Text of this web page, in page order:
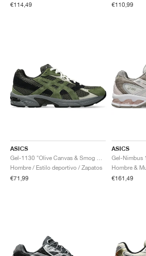
€114,49
€110,99
ASICS
Hombre / Estilo deportivo / Zapatos
€71,99
ASICS
€161,49